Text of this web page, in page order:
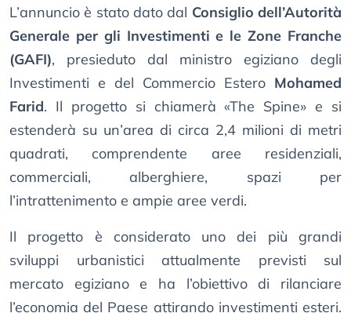
L’annuncio è stato dato dal Consiglio dell’Autorità
Generale per gli Investimenti e le Zone Franche
(GAFI), presieduto dal ministro egiziano degli
Investimenti e del Commercio Estero Mohamed
Farid. Il progetto si chiamerà «The Spine» e si
estenderà su un’area di circa 2,4 milioni di metri
quadrati, comprendente aree residenziali,
commerciali, alberghiere, spazi per
l’intrattenimento e ampie aree verdi.
Il progetto è considerato uno dei più grandi
sviluppi urbanistici attualmente previsti sul
mercato egiziano e ha l’obiettivo di rilanciare
l’economia del Paese attirando investimenti esteri.